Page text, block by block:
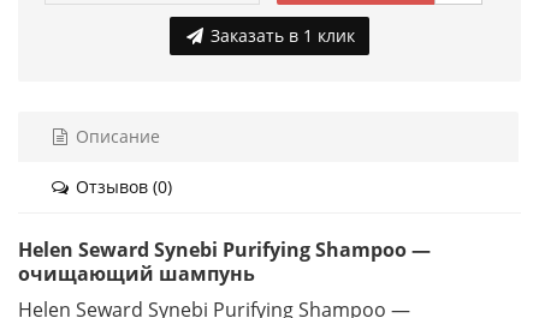
Заказать в 1 клик
Описание
Отзывов (0)
Helen Seward Synebi Purifying Shampoo —
очищающий шампунь
Helen Seward Synebi Purifying Shampoo —